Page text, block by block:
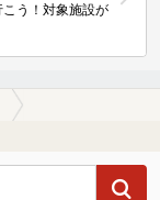
う！対象施設が